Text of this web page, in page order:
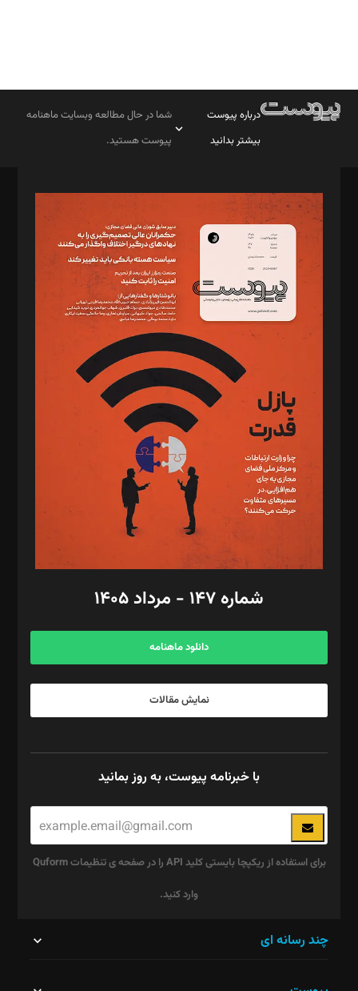
درباره پیوست
بیشتر بدانید
شما در حال مطالعه وبسایت ماهنامه
پیوست هستید.
مدیر مسئول: محمدباقر اثنی‌عشری
سردبیر: مهرک محمودی
دبیر تحریریه: میثم قاسمی
د‌بیر ناداستان: سمانه سمیع
د‌بیر خدمت و تجارت: ابوالفضل رجبی
د‌بیر حقوق فناوری: حسام‌الدین ایپکچی
د‌بیر پیوست جهان: مینا پاکدل
د‌بیر تحریریه آنلاین: بابک نقاش
تحریریه‌: مجتبی محمود‌ی، آرش برهمند، یسنا امان‌پور، سروش کرمیان،
مصطفی مسجدی آرانی، ابوالفضل رجبی، زهرا فکرانه، فائزه فتحی
رستمی،مصطفی باستان
ویرایش: نگار استاد‌‌آقا
طراح یونیفرم: مجید توکلی
فیلمبرداری و عکاسی: امیر شفیعی، مانی لطفی زاده
گرافیک و صفحه‌آرایی: سید‌سبحان‌علی ثابت
مد‌یر توسعه تجاری: کامبیز برید‌
امور مالی: شاپور رهبری، محمد‌ کاظمی‌نیا
آگهی و مشترکین: ۰۹۱۹۹۹۹۰۴۵۴
شماره ۱۴۷ - مرداد ۱۴۰۵
دانلود ماهنامه
نمایش مقالات
با خبرنامه پیوست، به روز بمانید
برای استفاده از ریکپچا بایستی کلید API را در صفحه ی تنظیمات Quform
وارد کنید.
چند رسانه ای